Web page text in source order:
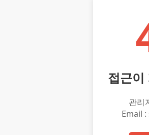
접근이
관리
Email